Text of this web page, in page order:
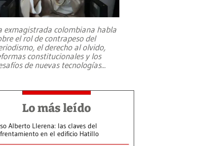
exmagistrada colombiana habla
el rol de contrapeso del
el derecho al olvido,
constitucionales y los
de nuevas tecnologías...
Lo más leído
Alberto Llerena: las claves del
en el edificio Hatillo